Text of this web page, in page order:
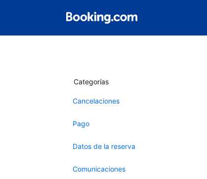
Categorías
Cancelaciones
Pago
Datos de la reserva
Comunicaciones